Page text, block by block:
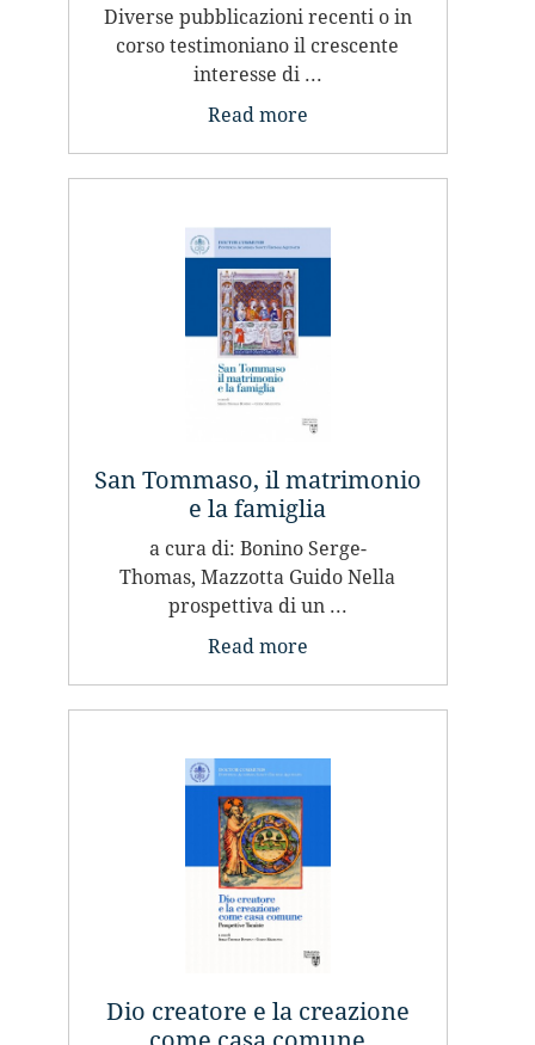
Diverse pubblicazioni recenti o in
corso testimoniano il crescente
interesse di ...
Read more
San Tommaso, il matrimonio
e la famiglia
a cura di: Bonino Serge-
Thomas, Mazzotta Guido Nella
prospettiva di un ...
Read more
Dio creatore e la creazione